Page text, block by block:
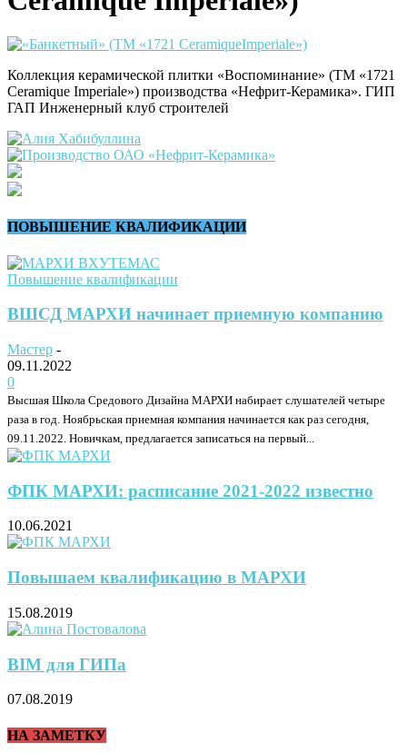
Коллекция керамической плитки «Воспоминание» (ТМ «1721
Ceramique Imperiale») производства «Нефрит-Керамика». ГИП
ГАП Инженерный клуб строителей
ПОВЫШЕНИЕ КВАЛИФИКАЦИИ
Повышение квалификации
ВШСД МАРХИ начинает приемную компанию
Мастер -
09.11.2022
0
Высшая Школа Средового Дизайна МАРХИ набирает слушателей четыре
раза в год. Ноябрьская приемная компания начинается как раз сегодня,
09.11.2022. Новичкам, предлагается записаться на первый...
ФПК МАРХИ: расписание 2021-2022 известно
10.06.2021
Повышаем квалификацию в МАРХИ
15.08.2019
BIM для ГИПа
07.08.2019
НА ЗАМЕТКУ